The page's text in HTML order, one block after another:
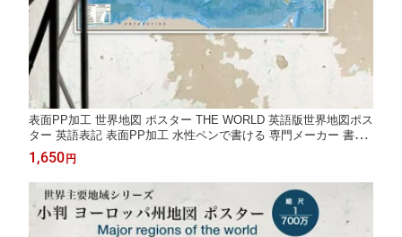
表面PP加工 世界地図 ポスター THE WORLD 英語版世界地図ポス
ター 英語表記 表面PP加工 水性ペンで書ける 専門メーカー 書き
込み 学習 小学生 中学生 塾 教室 教材 英語教育 地理 社会 受験 自
由研究 書斎 オフィス 壁掛け 日本製
1,650 円